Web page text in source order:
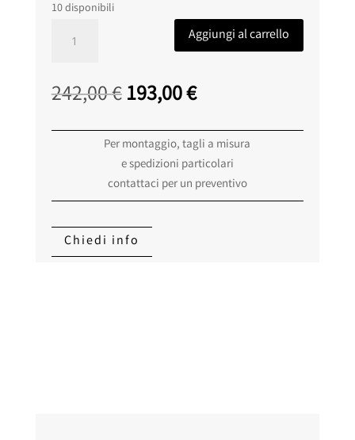
10 disponibili
CHAIR
colore
bianco
quantità
Aggiungi al carrello
242,00€Il
originale
era:
242,00 €.
193,00€Il
attuale
è:
193,00 €.
Per montaggio, tagli a misura
e spedizioni particolari
contattaci per un preventivo
Chiedi info